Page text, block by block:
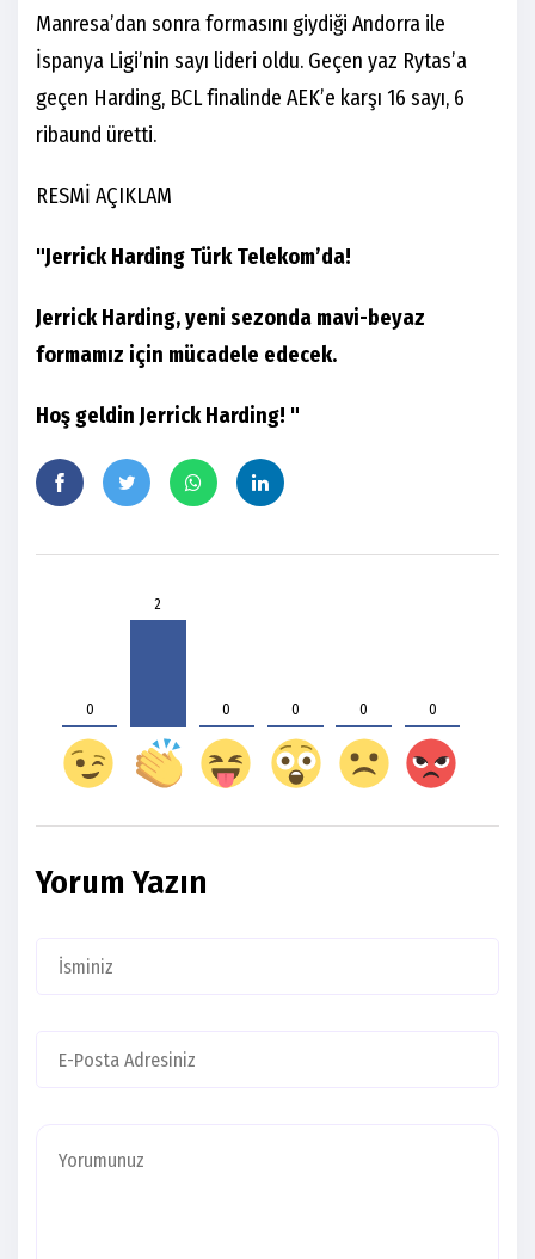
Manresa’dan sonra formasını giydiği Andorra ile
İspanya Ligi’nin sayı lideri oldu. Geçen yaz Rytas’a
geçen Harding, BCL finalinde AEK’e karşı 16 sayı, 6
ribaund üretti.
RESMİ AÇIKLAM
"Jerrick Harding Türk Telekom’da!
Jerrick Harding, yeni sezonda mavi-beyaz
formamız için mücadele edecek.
Hoş geldin Jerrick Harding! "
0
2
0 0 0 0
Yorum Yazın